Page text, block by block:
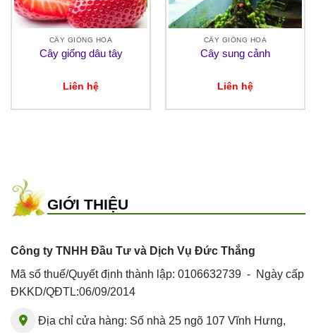
CÂY GIỐNG HOA
Cây giống dâu tây
Liên hệ
CÂY GIỐNG HOA
Cây sung cảnh
Liên hệ
GIỚI THIỆU
Công ty TNHH Đầu Tư và Dịch Vụ Đức Thắng
Mã số thuế/Quyết định thành lập: 0106632739 - Ngày cấp
ĐKKD/QĐTL:06/09/2014
Địa chỉ cửa hàng: Số nhà 25 ngõ 107 Vĩnh Hưng,